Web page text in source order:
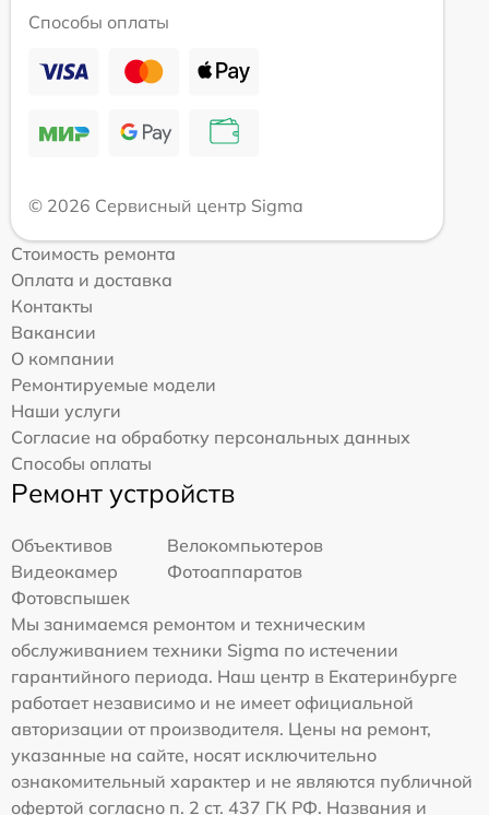
Способы оплаты
© 2026 Сервисный центр Sigma
Стоимость ремонта
Оплата и доставка
Контакты
Вакансии
О компании
Ремонтируемые модели
Наши услуги
Согласие на обработку персональных данных
Способы оплаты
Ремонт устройств
Объективов
Велокомпьютеров
Видеокамер
Фотоаппаратов
Фотовспышек
Мы занимаемся ремонтом и техническим
обслуживанием техники Sigma по истечении
гарантийного периода. Наш центр в Екатеринбурге
работает независимо и не имеет официальной
авторизации от производителя. Цены на ремонт,
указанные на сайте, носят исключительно
ознакомительный характер и не являются публичной
офертой согласно п. 2 ст. 437 ГК РФ. Названия и